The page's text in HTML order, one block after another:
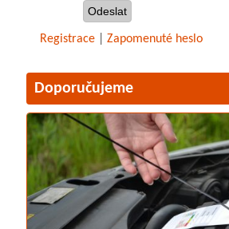
Registrace Zapomenuté heslo
Doporučujeme